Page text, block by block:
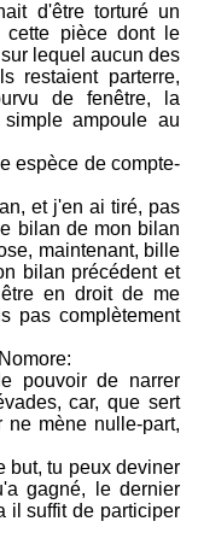
d'être torturé un
cette pièce dont le
lequel aucun des
restaient parterre,
de fenêtre, la
ampoule au
espèce de compte-
et j'en ai tiré, pas
bilan de mon bilan
maintenant, bille
bilan précédent et
en droit de me
pas complètement
pouvoir de narrer
car, que sert
ne mène nulle-part,
but, tu peux deviner
gagné, le dernier
il suffit de participer